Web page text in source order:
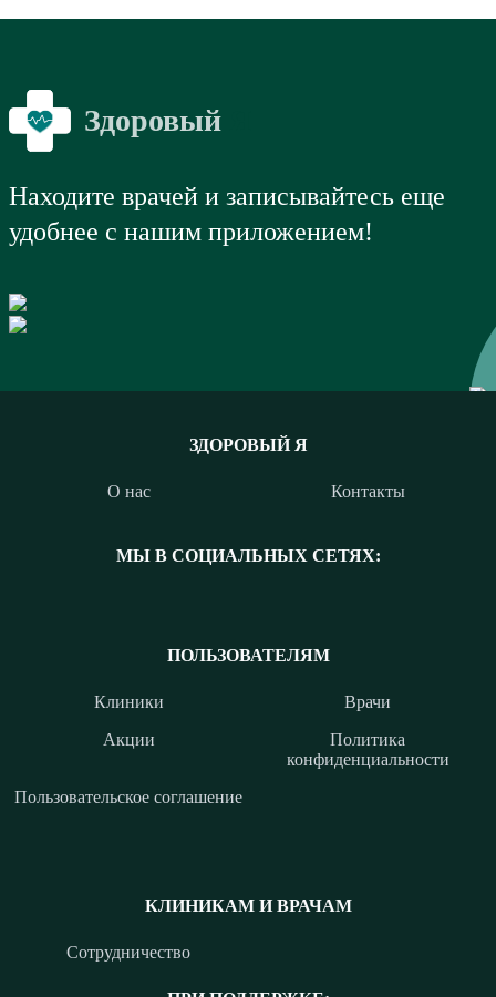
Здоровый
Находите врачей и записывайтесь еще
удобнее с нашим приложением!
ЗДОРОВЫЙ Я
О нас Контакты
МЫ В СОЦИАЛЬНЫХ СЕТЯХ:
КЛИНИКАМ И ВРАЧАМ
Сотрудничество
ПОЛЬЗОВАТЕЛЯМ
Клиники
Врачи
Акции
Политика
конфиденциальности
Пользовательское соглашение